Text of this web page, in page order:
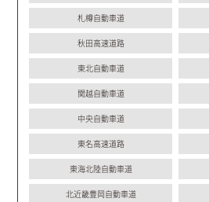
札樽自動車道
秋田高速道路
東北自動車道
関越自動車道
中央自動車道
東名高速道路
東海北陸自動車道
北近畿豊岡自動車道